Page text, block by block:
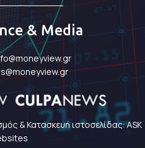
& Media
& Κατασκευή ιστοσελίδας: ASK